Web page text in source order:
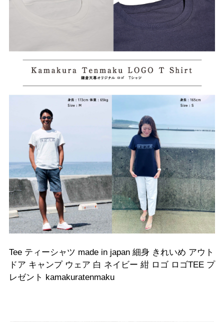
Tee ティーシャツ made in japan 細身 きれいめ アウト
ドア キャンプ ウェア 白 ネイビー 紺 ロゴ ロゴTEE プ
レゼント kamakuratenmaku